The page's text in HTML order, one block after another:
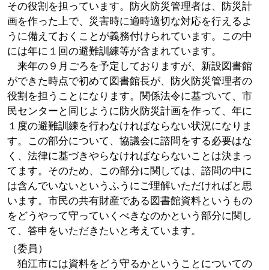
その役割を担っています。防火防災管理者は、防災計
画を作った上で、災害時に適時適切な対応を行えるよ
うに備えておくことが義務付けられています。この中
には年に１回の避難訓練等が含まれています。
来年の９月ごろを予定しておりますが、新設図書館
ができた時点で初めて図書館長が、防火防災管理者の
役割を担うことになります。関係法令に基づいて、市
民センターと同じように防火防災計画を作って、年に
１度の避難訓練を行わなければならない状況になりま
す。この部分について、協議会に諮問をする必要はな
く、法律に基づきやらなければならないことは決まっ
てます。そのため、この部分に関しては、諮問の中に
は含んでいないというふうにご理解いただければと思
います。市民の共有財産である図書館資料というもの
をどうやって守っていくべきなのかという部分に関し
て、答申をいただきたいと考えています。
（委員）
狛江市には資料をどう守るかということについての